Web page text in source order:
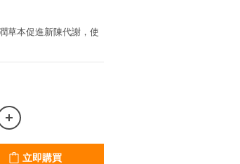
草本促進新陳代謝，使
立即購買